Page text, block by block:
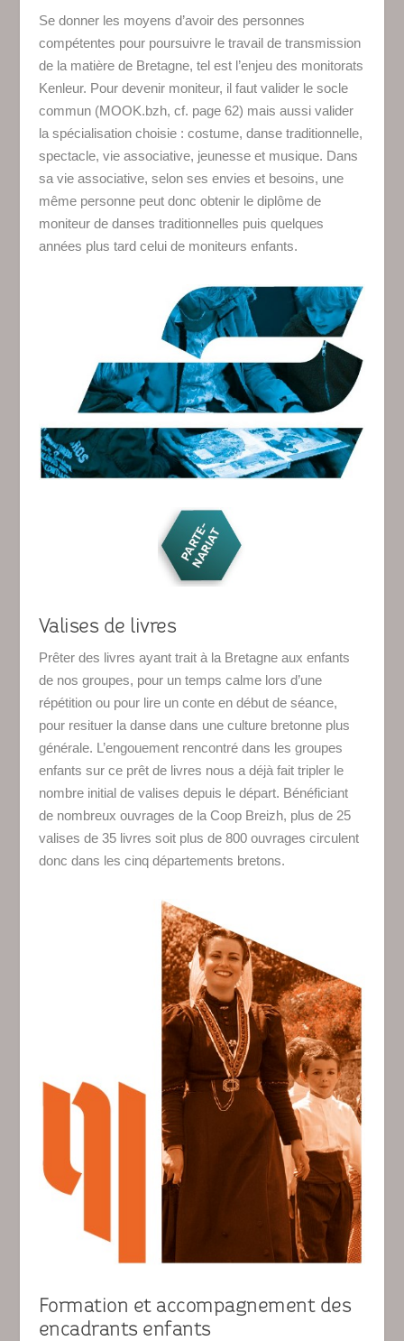
Se donner les moyens d’avoir des personnes
compétentes pour poursuivre le travail de transmission
de la matière de Bretagne, tel est l’enjeu des monitorats
Kenleur. Pour devenir moniteur, il faut valider le socle
commun (MOOK.bzh, cf. page 62) mais aussi valider
la spécialisation choisie : costume, danse traditionnelle,
spectacle, vie associative, jeunesse et musique. Dans
sa vie associative, selon ses envies et besoins, une
même personne peut donc obtenir le diplôme de
moniteur de danses traditionnelles puis quelques
années plus tard celui de moniteurs enfants.
Valises de livres
Prêter des livres ayant trait à la Bretagne aux enfants
de nos groupes, pour un temps calme lors d’une
répétition ou pour lire un conte en début de séance,
pour resituer la danse dans une culture bretonne plus
générale. L’engouement rencontré dans les groupes
enfants sur ce prêt de livres nous a déjà fait tripler le
nombre initial de valises depuis le départ. Bénéficiant
de nombreux ouvrages de la Coop Breizh, plus de 25
valises de 35 livres soit plus de 800 ouvrages circulent
donc dans les cinq départements bretons.
Formation et accompagnement des
encadrants enfants